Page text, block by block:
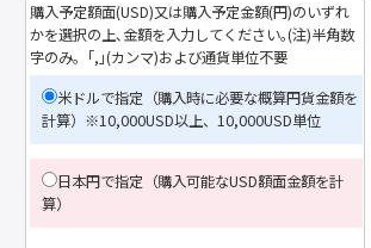
購入予定額面(USD)又は購入予定金額(円)のいずれ
かを選択の上､金額を入力してください｡(注)半角数
字のみ。｢,｣(カンマ)および通貨単位不要
米ドルで指定（購入時に必要な概算円貨金額を
計算） ※10,000USD以上、10,000USD単位
日本円で指定（購入可能なUSD額面金額を計
算）